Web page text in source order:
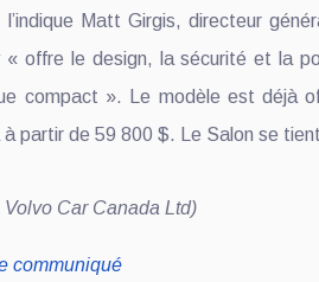
l’indique Matt Girgis, directeur
« offre le design, la sécurité et la
compact ». Le modèle est déjà
à partir de 59 800 $. Le Salon se
Volvo Car Canada Ltd)
communiqué